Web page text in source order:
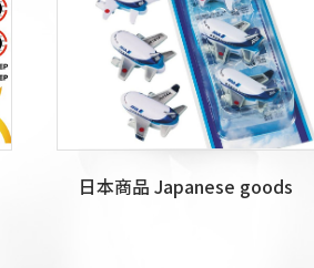
日本商品 Japanese goods